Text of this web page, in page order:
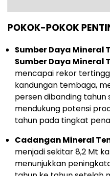
POKOK-POKOK
Sumber Daya Mineral
Sumber Daya Mineral
mencapai rekor
kandungan tembaga,
persen dibanding tahun
mendukung potensi
tahun pada tingkat
Cadangan Mineral
menjadi sekitar 8,2 Mt
menunjukkan